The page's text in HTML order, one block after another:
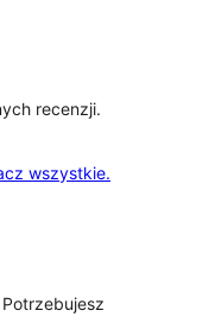
recenzji.
wszystkierecenzje
.